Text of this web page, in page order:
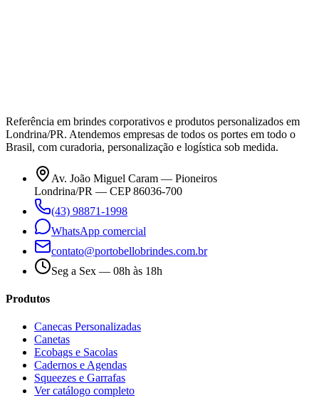
Referência em brindes corporativos e produtos personalizados em
Londrina/PR. Atendemos empresas de todos os portes em todo o
Brasil, com curadoria, personalização e logística sob medida.
Av. João Miguel Caram — Pioneiros
Londrina/PR — CEP 86036-700
(43) 98871-1998
WhatsApp comercial
contato@portobellobrindes.com.br
Seg a Sex — 08h às 18h
Produtos
Canecas Personalizadas
Canetas
Ecobags e Sacolas
Cadernos e Agendas
Squeezes e Garrafas
Ver catálogo completo